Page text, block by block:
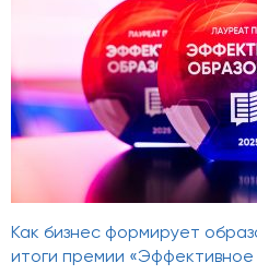
Как бизнес формирует
итоги премии «Эффективное